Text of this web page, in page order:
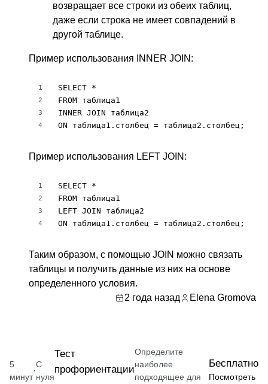
возвращает все строки из обеих таблиц,
даже если строка не имеет совпадений в
другой таблице.
Пример использования INNER JOIN:
1
2
3
4
SELECT *
FROM таблица1
INNER JOIN таблица2
ON таблица1.столбец = таблица2.столбец;
Пример использования LEFT JOIN:
1
2
3
4
SELECT *
FROM таблица1
LEFT JOIN таблица2
ON таблица1.столбец = таблица2.столбец;
Таким образом, с помощью JOIN можно связать
таблицы и получить данные из них на основе
определенного условия.
2 года назад
Elena Gromova
5
минут
·
С
нуля
Тест
профориентации
Определите
наиболее
подходящее для
Бесплатно
Посмотреть